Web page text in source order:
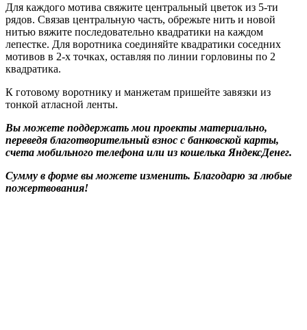
Для каждого мотива свяжите центральный цветок из 5-ти
рядов. Связав центральную часть, обрежьте нить и новой
нитью вяжите последовательно квадратики на каждом
лепестке. Для воротника соединяйте квадратики соседних
мотивов в 2-х точках, оставляя по линии горловины по 2
квадратика.
К готовому воротнику и манжетам пришейте завязки из
тонкой атласной ленты.
Вы можете поддержать мои проекты материально,
переведя благотворительный взнос с банковской карты,
счета мобильного телефона или из кошелька ЯндексДенег.
Сумму в форме вы можете изменить. Благодарю за любые
пожертвования!